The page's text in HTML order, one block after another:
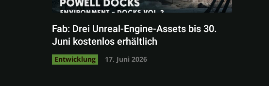
Fab: Drei Unreal-Engine-Assets bis 30.
Juni kostenlos erhältlich
Entwicklung 17. Juni 2026